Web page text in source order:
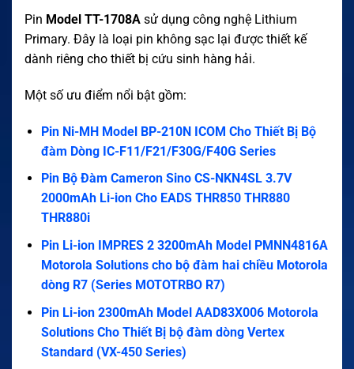
Pin Model TT-1708A sử dụng công nghệ Lithium
Primary. Đây là loại pin không sạc lại được thiết kế
dành riêng cho thiết bị cứu sinh hàng hải.
Một số ưu điểm nổi bật gồm:
Pin Ni-MH Model BP-210N ICOM Cho Thiết Bị Bộ
đàm Dòng IC-F11/F21/F30G/F40G Series
Pin Bộ Đàm Cameron Sino CS-NKN4SL 3.7V
2000mAh Li-ion Cho EADS THR850 THR880
THR880i
Pin Li-ion IMPRES 2 3200mAh Model PMNN4816A
Motorola Solutions cho bộ đàm hai chiều Motorola
dòng R7 (Series MOTOTRBO R7)
Pin Li-ion 2300mAh Model AAD83X006 Motorola
Solutions Cho Thiết Bị bộ đàm dòng Vertex
Standard (VX-450 Series)